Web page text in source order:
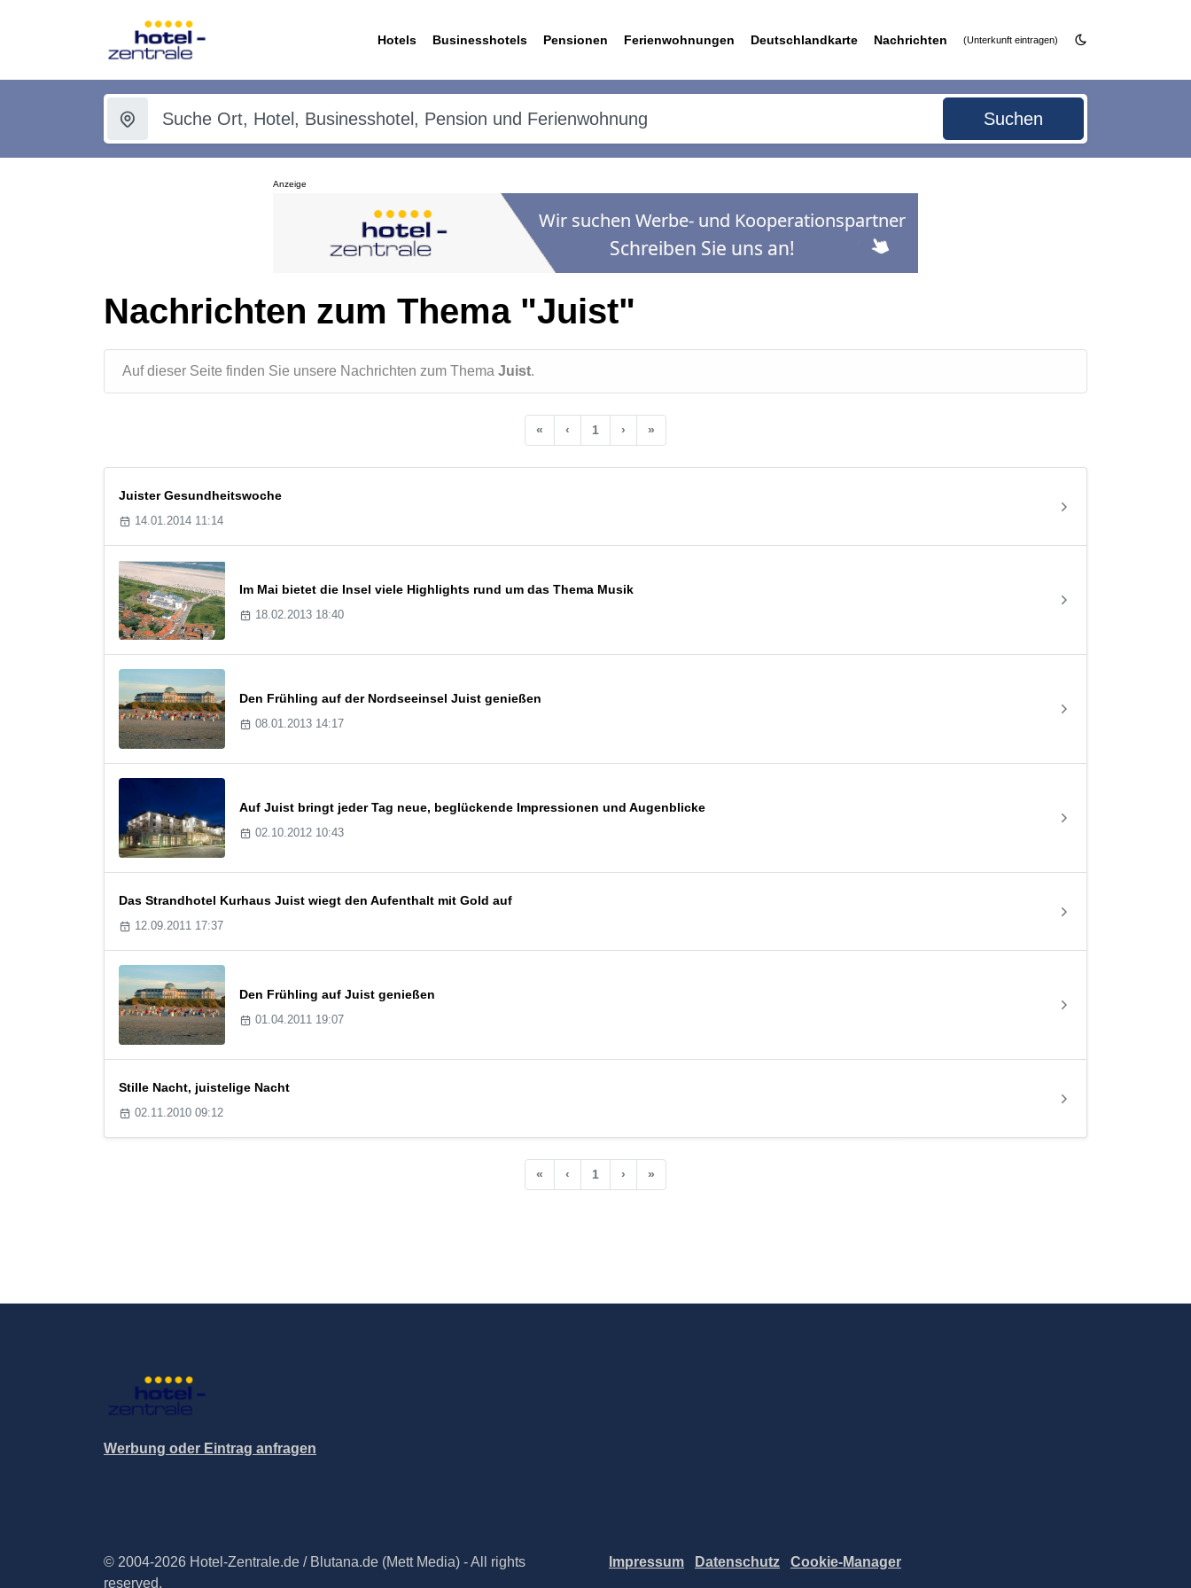
Hotels Businesshotels Pensionen Ferienwohnungen Deutschlandkarte Nachrichten (Unterkunft eintragen)
Suchen
Anzeige
Nachrichten zum Thema "Juist"
Auf dieser Seite finden Sie unsere Nachrichten zum Thema Juist.
« ‹ 1 › »
Juister Gesundheitswoche
14.01.2014 11:14
Im Mai bietet die Insel viele Highlights rund um das Thema Musik
18.02.2013 18:40
Den Frühling auf der Nordseeinsel Juist genießen
08.01.2013 14:17
Auf Juist bringt jeder Tag neue, beglückende Impressionen und Augenblicke
02.10.2012 10:43
Das Strandhotel Kurhaus Juist wiegt den Aufenthalt mit Gold auf
12.09.2011 17:37
Den Frühling auf Juist genießen
01.04.2011 19:07
Stille Nacht, juistelige Nacht
02.11.2010 09:12
« ‹ 1 › »
Werbung oder Eintrag anfragen
© 2004-2026 Hotel-Zentrale.de / Blutana.de (Mett Media) - All rights
reserved.
Impressum Datenschutz Cookie-Manager